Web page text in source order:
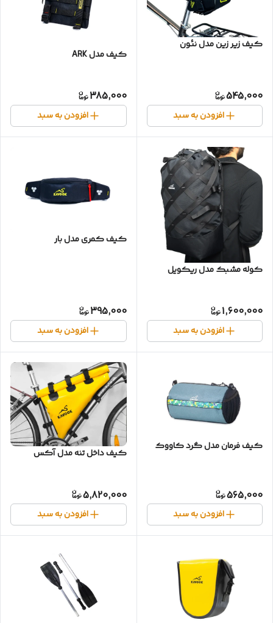
کیف زیر زین مدل نئون
545,000
افزودن به سبد
کیف مدل ARK
385,000
افزودن به سبد
کوله مشبک مدل ریکویل
1,600,000
افزودن به سبد
کیف کمری مدل بار
395,000
افزودن به سبد
کیف فرمان مدل گرد کاووک
565,000
افزودن به سبد
کیف داخل تنه مدل آکس
5,820,000
افزودن به سبد